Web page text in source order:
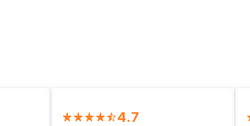
4.7